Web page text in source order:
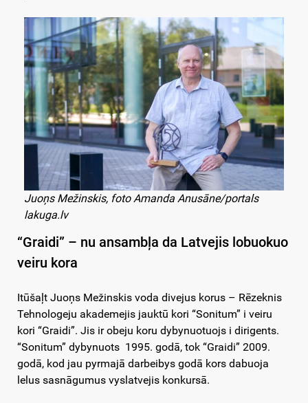
Juoņs Mežinskis, foto Amanda Anusāne/portals
lakuga.lv
“Graidi” – nu ansambļa da Latvejis lobuokuo
veiru kora
Itūšaļt Juoņs Mežinskis voda divejus korus – Rēzeknis
Tehnologeju akademejis jauktū kori “Sonitum” i veiru
kori “Graidi”. Jis ir obeju koru dybynuotuojs i dirigents.
“Sonitum” dybynuots 1995. godā, tok “Graidi” 2009.
godā, kod jau pyrmajā darbeibys godā kors dabuoja
lelus sasnāgumus vyslatvejis konkursā.